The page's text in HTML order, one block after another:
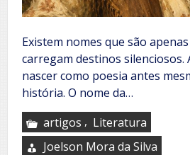
Existem nomes que são
carregam destinos silenciosos.
nascer como poesia antes
história. O nome da…
artigos , Literatura
Joelson Mora da Silva